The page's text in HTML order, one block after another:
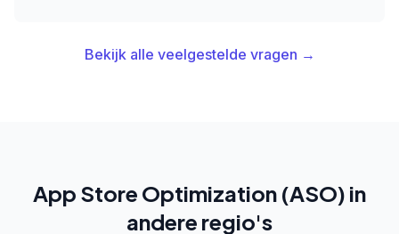
Bekijk alle veelgestelde vragen →
App Store Optimization (ASO) in
andere regio's